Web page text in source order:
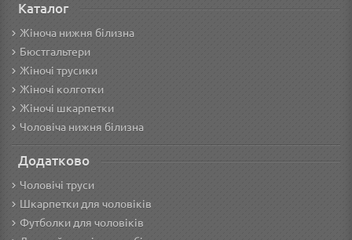
Каталог
Жіноча нижня білизна
Бюстгальтери
Жіночі трусики
Жіночі колготки
Жіночі шкарпетки
Чоловіча нижня білизна
Додатково
Чоловічі труси
Шкарпетки для чоловіків
Футболки для чоловіків